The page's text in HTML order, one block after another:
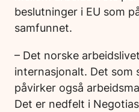
beslutninger i EU som
samfunnet.
– Det norske
internasjonalt. Det som
påvirker også
Det er nedfelt i